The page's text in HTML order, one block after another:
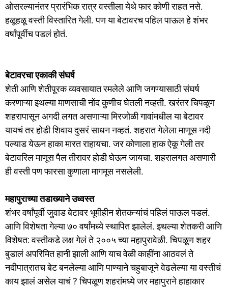
ओसरल्यानंतर प्रारंभिक रात्र वस्तीला येथे फार कोणी राहत नसे.
हळूहळू वस्ती विस्तारित गेली. पण या बेटावरच पहिल पाऊल हे शंभर
वर्षांपूर्वीच पडलं होतं.
बेटावरचा एकाकी संघर्ष
शेती आणि शेतीपूरक व्यवसायात रमलेले आणि जगण्यासाठी संघर्ष
करणाऱ्या इथल्या माणसाची नोंद कुणीच घेतली नव्हती. खरंतर चिपळूण
शहरापासून अगदी लगत असणाऱ्या मिरजोळी गावांमधील या बेटावर
यायचं तर होडी शिवाय दुसरं साधन नव्हतं. शहरात गेलेला माणूस नदी
पल्याड येऊन हाका मारत राहायचा. जर कोणाला हाक ऐकू गेली तर
बेटावरिल माणूस पैल तीरावर होडी घेऊन जायचा. शहरालगत असणारी
ही वस्ती पण फारसा कुणाला मागमूस नसलेली.
महापुराच्या तडाख्याने उध्वस्त
शंभर वर्षांपूर्वी जुवाड बेटावर भूमीहीन शेतकऱ्यांचं पहिलं पाऊल पडलं.
आणि विशेषता गेल्या ७० वर्षांमध्ये स्थापित झालेलं. इथल्या शेतकरी आणि
विशेषत: वस्तीकडे लक्ष गेलं ते २००५ च्या महापुरावेळी. चिपळूण शहर
बुडालं अपरिमित हानी झाली आणि याच वेळी काहींना आठवलं ते
नदीपात्रातच बेट बनलेल्या आणि पाण्याने चहुबाजूने वेढलेल्या या वस्तीचं
काय झालं असेल याचं ? चिपळूण शहरांमध्ये जर महापुराने हाहाकार